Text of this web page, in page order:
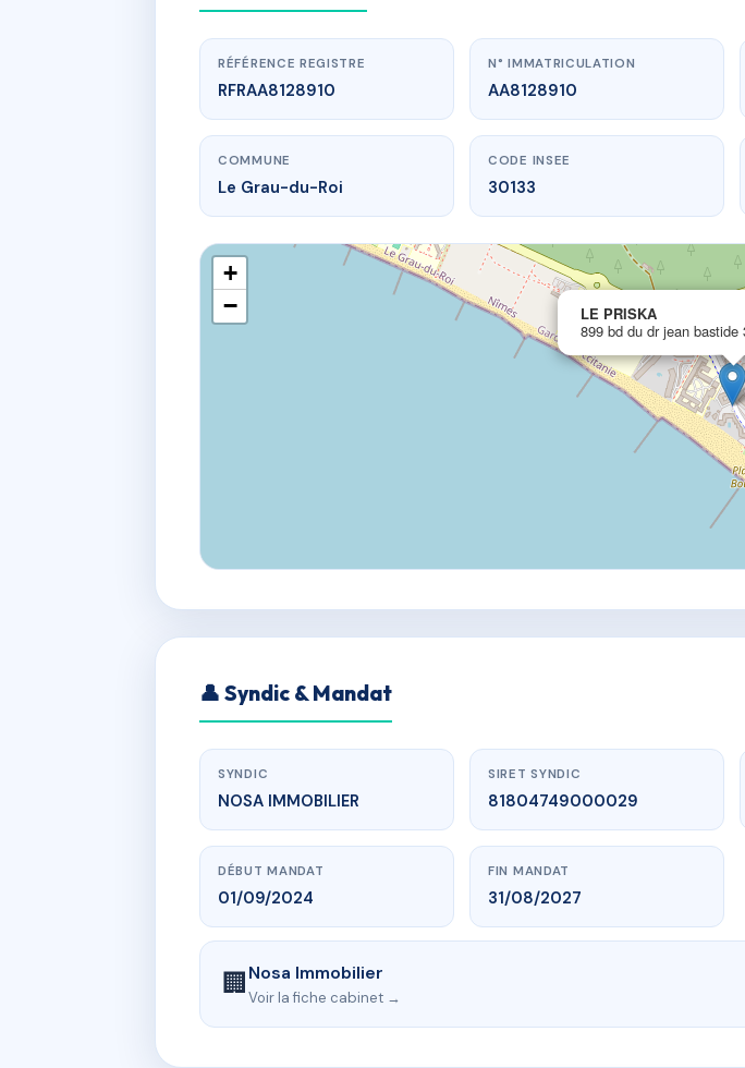
www.vme.plus/AA8128910
LE PRISKA
899 bd du dr jean bastide30240 Le Grau-
RÉFÉRENCE REGISTRE
RFRAA8128910
N° IMMATRICULATION
AA8128910
COMMUNE
Le Grau-du-Roi
CODE INSEE
30133
LE PRISKA
899 bd du dr jean bastide
+
−
👤 Syndic & Mandat
SYNDIC
NOSA IMMOBILIER
SIRET SYNDIC
81804749000029
DÉBUT MANDAT
01/09/2024
FIN MANDAT
31/08/2027
🏢Nosa Immobilier
Voir la fiche cabinet →